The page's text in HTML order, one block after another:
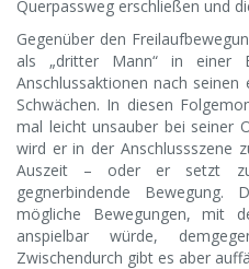
Querpassweg erschließen und
Gegenüber den
als „dritter Mann“ in einer
Anschlussaktionen nach
Schwächen. In diesen
mal leicht unsauber bei seiner
wird er in der Anschlussszene
Auszeit – oder er setzt
gegnerbindende
mögliche Bewegungen, mit
anspielbar würde,
Zwischendurch gibt es aber